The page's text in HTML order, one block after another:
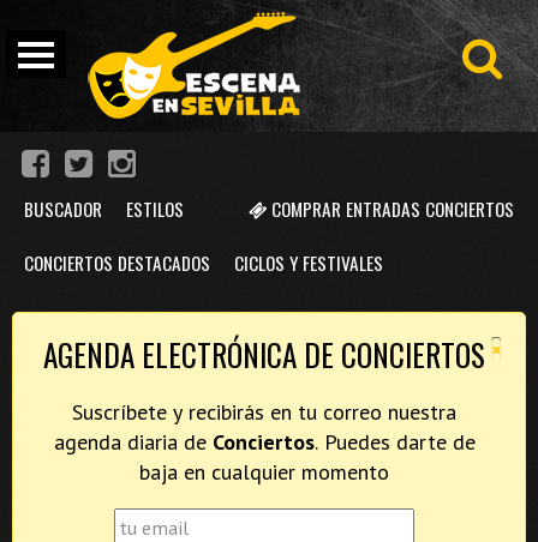
COMPRAR ENTRADAS CONCIERTOS
BUSCADOR ESTILOS
CONCIERTOS DESTACADOS CICLOS Y FESTIVALES
×
AGENDA ELECTRÓNICA DE CONCIERTOS
Suscríbete y recibirás en tu correo nuestra
agenda diaria de Conciertos. Puedes darte de
baja en cualquier momento